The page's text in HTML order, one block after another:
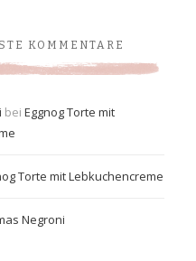
KOMMENTARE
bei Eggnog Torte mit
Torte mit Lebkuchencreme
Negroni